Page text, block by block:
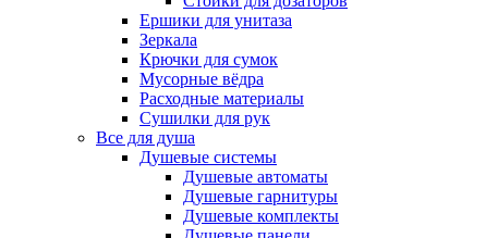
Ершики для унитаза
Зеркала
Крючки для сумок
Мусорные вёдра
Расходные материалы
Сушилки для рук
Все для душа
Душевые системы
Душевые автоматы
Душевые гарнитуры
Душевые комплекты